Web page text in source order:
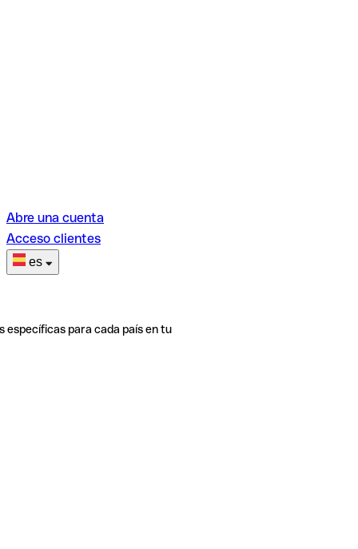
Abre una cuenta
Acceso clientes
es
específicas para cada país en tu